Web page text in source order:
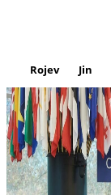
Rojev Jin